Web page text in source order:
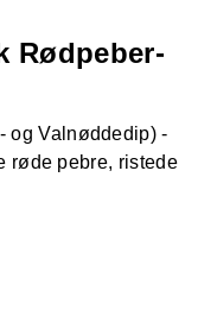
Rødpeber-
og Valnøddedip) -
røde pebre, ristede